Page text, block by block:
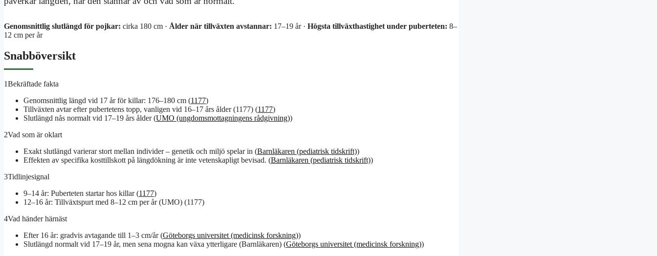
Genomsnittlig slutlängd för pojkar: cirka 180 cm · Ålder när tillväxten avstannar: 17–19 år · Högsta tillväxthastighet under puberteten: 8–
12 cm per år
Snabböversikt
1Bekräftade fakta
Genomsnittlig längd vid 17 år för killar: 176–180 cm (1177)
Tillväxten avtar efter pubertetens topp, vanligen vid 16–17 års ålder (1177) (1177)
Slutlängd nås normalt vid 17–19 års ålder (UMO (ungdomsmottagningens rådgivning))
2Vad som är oklart
Exakt slutlängd varierar stort mellan individer – genetik och miljö spelar in (Barnläkaren (pediatrisk tidskrift))
Effekten av specifika kosttillskott på längdökning är inte vetenskapligt bevisad. (Barnläkaren (pediatrisk tidskrift))
3Tidlinjesignal
9–14 år: Puberteten startar hos killar (1177)
12–16 år: Tillväxtspurt med 8–12 cm per år (UMO) (1177)
4Vad händer härnäst
Efter 16 år: gradvis avtagande till 1–3 cm/år (Göteborgs universitet (medicinsk forskning))
Slutlängd normalt vid 17–19 år, men sena mogna kan växa ytterligare (Barnläkaren) (Göteborgs universitet (medicinsk forskning))